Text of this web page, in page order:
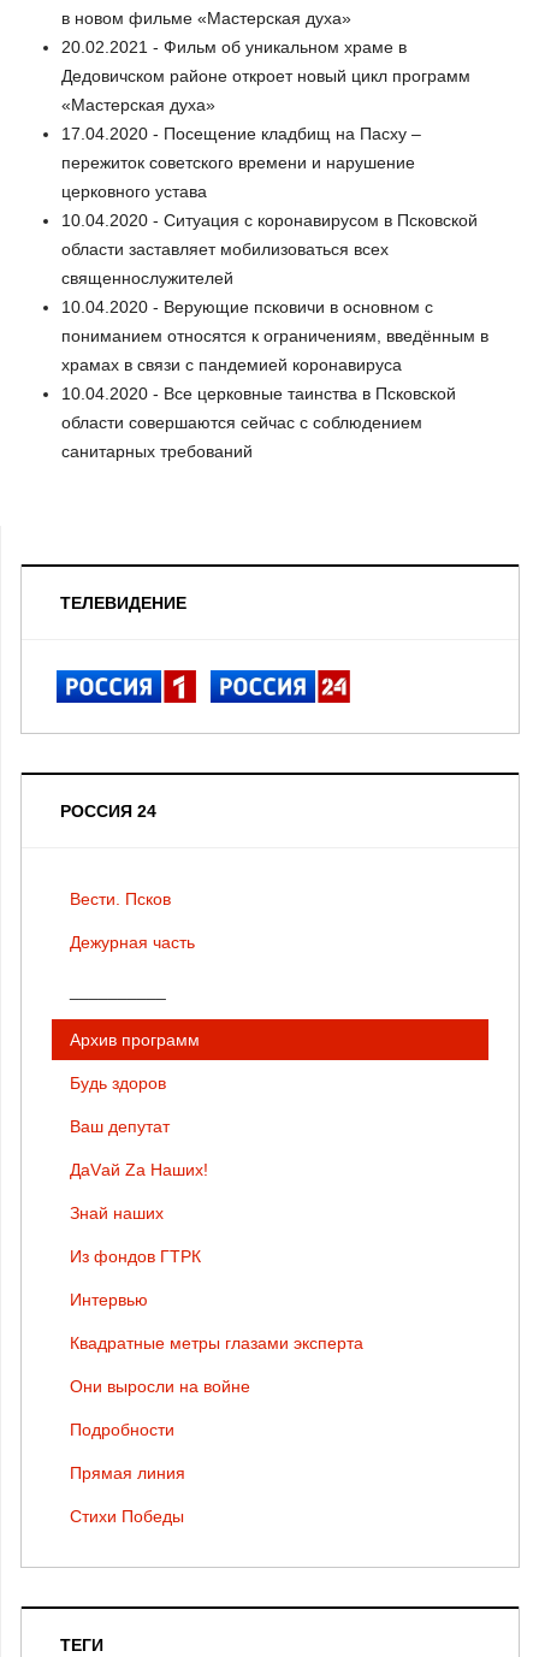
в новом фильме «Мастерская духа»
20.02.2021 - Фильм об уникальном храме в
Дедовичском районе откроет новый цикл программ
«Мастерская духа»
17.04.2020 - Посещение кладбищ на Пасху –
пережиток советского времени и нарушение
церковного устава
10.04.2020 - Ситуация с коронавирусом в Псковской
области заставляет мобилизоваться всех
священнослужителей
10.04.2020 - Верующие псковичи в основном с
пониманием относятся к ограничениям, введённым в
храмах в связи с пандемией коронавируса
10.04.2020 - Все церковные таинства в Псковской
области совершаются сейчас с соблюдением
санитарных требований
ТЕЛЕВИДЕНИЕ
РОССИЯ 24
Вести. Псков
Дежурная часть
Архив программ
Будь здоров
Ваш депутат
ДаVай Zа Наших!
Знай наших
Из фондов ГТРК
Интервью
Квадратные метры глазами эксперта
Они выросли на войне
Подробности
Прямая линия
Стихи Победы
ТЕГИ